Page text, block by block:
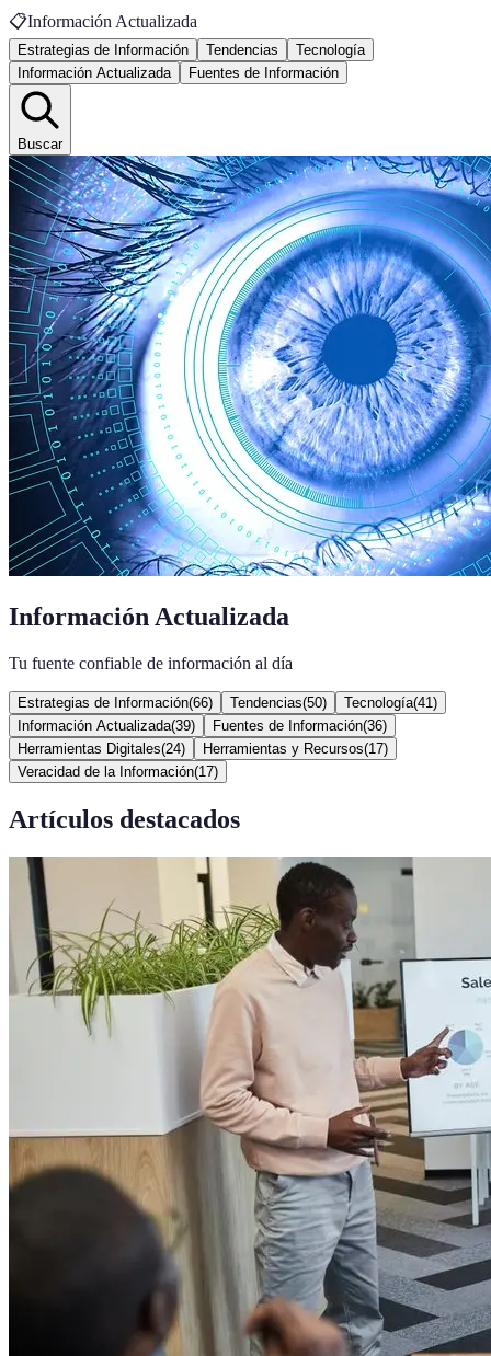
📋Información Actualizada
Estrategias de Información Tendencias
Tecnología
Información Actualizada
Fuentes de Información
Buscar
Información Actualizada
Tu fuente confiable de información al día
Estrategias de Información(66) Tendencias(50) Tecnología(41 )
Información Actualizada(39) Fuentes de Información(36)
Herramientas Digitales(24) Herramientas y Recursos(17)
Veracidad de la Información(17)
Artículos destacados